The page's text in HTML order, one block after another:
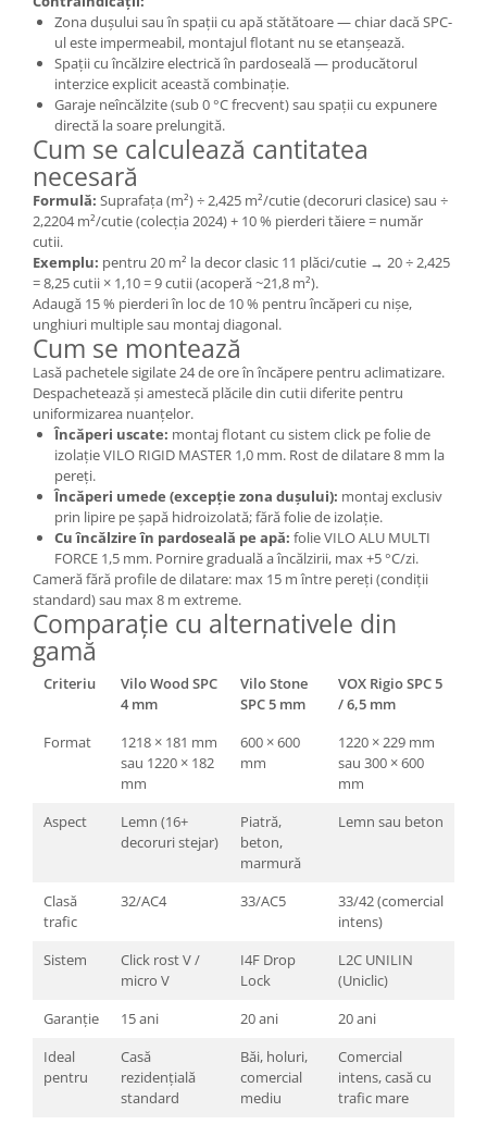
Zona dușului sau în spații cu apă stătătoare — chiar dacă SPC-
ul este impermeabil, montajul flotant nu se etanșează.
Spații cu încălzire electrică în pardoseală — producătorul
interzice explicit această combinație.
Garaje neîncălzite (sub 0 °C frecvent) sau spații cu expunere
directă la soare prelungită.
Cum se calculează cantitatea
necesară
Formulă: Suprafața (m²) ÷ 2,425 m²/cutie (decoruri clasice) sau ÷
2,2204 m²/cutie (colecția 2024) + 10 % pierderi tăiere = număr
cutii.
Exemplu: pentru 20 m² la decor clasic 11 plăci/cutie → 20 ÷ 2,425
= 8,25 cutii × 1,10 = 9 cutii (acoperă ~21,8 m²).
Adaugă 15 % pierderi în loc de 10 % pentru încăperi cu nișe,
unghiuri multiple sau montaj diagonal.
Cum se montează
Lasă pachetele sigilate 24 de ore în încăpere pentru aclimatizare.
Despachetează și amestecă plăcile din cutii diferite pentru
uniformizarea nuanțelor.
Încăperi uscate: montaj flotant cu sistem click pe folie de
izolație VILO RIGID MASTER 1,0 mm. Rost de dilatare 8 mm la
pereți.
Încăperi umede (excepție zona dușului): montaj exclusiv
prin lipire pe șapă hidroizolată; fără folie de izolație.
Cu încălzire în pardoseală pe apă: folie VILO ALU MULTI
FORCE 1,5 mm. Pornire graduală a încălzirii, max +5 °C/zi.
Cameră fără profile de dilatare: max 15 m între pereți (condiții
standard) sau max 8 m extreme.
Comparație cu alternativele din
gamă
Criteriu
Vilo Wood SPC
4 mm
Vilo Stone
SPC 5 mm
VOX Rigio SPC 5
/ 6,5 mm
Format
1218 × 181 mm
sau 1220 × 182
mm
600 × 600
mm
1220 × 229 mm
sau 300 × 600
mm
Aspect
Lemn (16+
decoruri stejar)
Piatră,
beton,
marmură
Lemn sau beton
Clasă
trafic
32/AC4 33/AC5
33/42 (comercial
intens)
Sistem
Click rost V /
micro V
I4F Drop
Lock
L2C UNILIN
(Uniclic)
Garanție
15 ani 20 ani
20 ani
Ideal
pentru
Casă
rezidențială
standard
Băi, holuri,
comercial
mediu
Comercial
intens, casă cu
trafic mare